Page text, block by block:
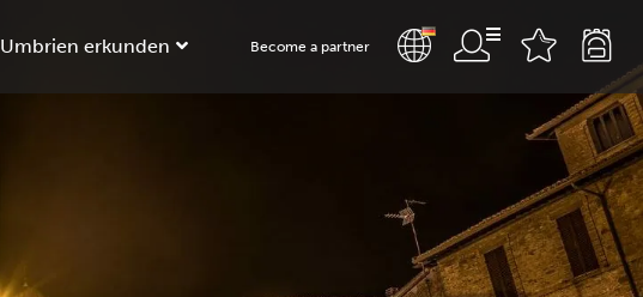
Umbrien erkunden Become a partner